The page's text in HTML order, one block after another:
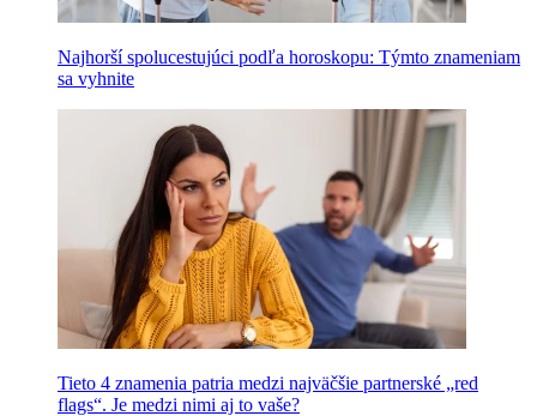
Najhorší spolucestujúci podľa horoskopu: Týmto znameniam
sa vyhnite
Tieto 4 znamenia patria medzi najväčšie partnerské „red
flags“. Je medzi nimi aj to vaše?